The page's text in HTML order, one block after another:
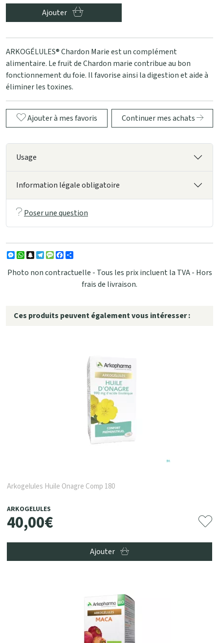
Ajouter
ARKOGÉLULES® Chardon Marie est un complément
alimentaire. Le fruit de Chardon marie contribue au bon
fonctionnement du foie. Il favorise ainsi la digestion et aide à
éliminer les toxines.
Ajouter à mes favoris Continuer mes achats
Usage
Information légale obligatoire
Poser une question
Messenger
WhatsApp
Snapchat
Telegram
MessageFacebook
Photo non contractuelle - Tous les prix incluent la TVA - Hors
frais de livraison.
Ces produits peuvent également vous intéresser :
Arkogelules Huile Onagre Comp 180
ARKOGELULES
40,00€
Ajouter